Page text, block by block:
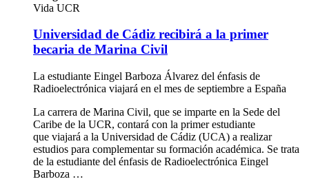
Vida UCR
Universidad de Cádiz recibirá a la primer
becaria de Marina Civil
La estudiante Eingel Barboza Álvarez del énfasis de
Radioelectrónica viajará en el mes de septiembre a España
La carrera de Marina Civil, que se imparte en la Sede del
Caribe de la UCR, contará con la primer estudiante
que viajará a la Universidad de Cádiz (UCA) a realizar
estudios para complementar su formación académica. Se trata
de la estudiante del énfasis de Radioelectrónica Eingel
Barboza …